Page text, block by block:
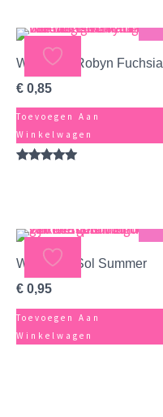
Waxmelts Robyn Fuchsia
€ 0,85
Toevoegen Aan
Winkelwagen
Waxmelts Sol Summer
€ 0,95
Toevoegen Aan
Winkelwagen